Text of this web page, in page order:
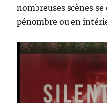
nombreuses scènes
pénombre ou en